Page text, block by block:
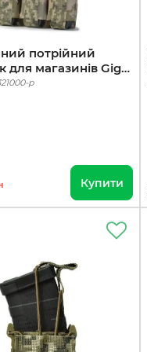
потрійний
для магазинів Gig
Triple. Cordura
p
Купити